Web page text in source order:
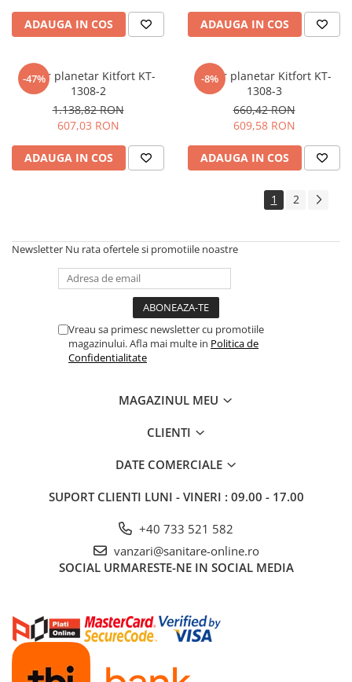
ADAUGA IN COS ADAUGA IN COS
-47%
Mixer planetar Kitfort KT-
1308-2
1.138,82 RON
607,03 RON
ADAUGA IN COS
-8%
Mixer planetar Kitfort KT-
1308-3
660,42 RON
609,58 RON
ADAUGA IN COS
1 2
Newsletter Nu rata ofertele si promotiile noastre
Vreau sa primesc newsletter cu promotiile
magazinului. Afla mai multe in Politica de
Confidentialitate
MAGAZINUL MEU
CLIENTI
DATE COMERCIALE
SUPORT CLIENTI LUNI - VINERI : 09.00 - 17.00
+40 733 521 582
vanzari@sanitare-online.ro
SOCIAL URMARESTE-NE IN SOCIAL MEDIA